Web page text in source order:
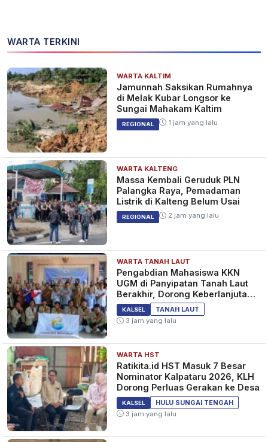
WARTA TERKINI
WARTA KALTIM
Jamunnah Saksikan Rumahnya
di Melak Kubar Longsor ke
Sungai Mahakam Kaltim
REGIONAL 1 jam yang lalu
WARTA KALTENG
Massa Kembali Geruduk PLN
Palangka Raya, Pemadaman
Listrik di Kalteng Belum Usai
REGIONAL 2 jam yang lalu
WARTA TANAH LAUT
Pengabdian Mahasiswa KKN
UGM di Panyipatan Tanah Laut
Berakhir, Dorong Keberlanjutan
Program Masyarakat
KALSEL
TANAH LAUT
3 jam yang lalu
WARTA HST
Ratikita.id HST Masuk 7 Besar
Nominator Kalpataru 2026, KLH
Dorong Perluas Gerakan ke Desa
KALSEL
HULU SUNGAI TENGAH
3 jam yang lalu